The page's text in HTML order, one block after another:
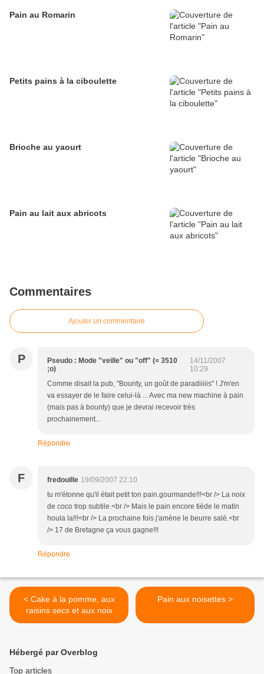
Pain au Romarin
Petits pains à la ciboulette
Brioche au yaourt
Pain au lait aux abricots
Commentaires
Ajouter un commentaire
P
Pseudo : Mode "veille" ou "off" (= 3510
;o)
14/11/2007
10:29
Comme disait la pub, "Bounty, un goût de paradiiiiis" ! J'm'en
va essayer de le faire celui-là ... Avec ma new machine à pain
(mais pas à bounty) que je devrai recevoir très
prochainement...
Répondre
F fredouille 19/09/2007 22:10
tu m'étonne qu'il était petit ton pain.gourmande!!!<br /> La noix
de coco trop subtile.<br /> Mais le pain encore tiède le matin
houla la!!!<br /> La prochaine fois j'amène le beurre salé.<br
/> 17 de Bretagne ça vous gagne!!!
Répondre
< Cake à la pomme, aux
raisins secs et aux noix
Pain aux noisettes >
Hébergé par Overblog
Top articles